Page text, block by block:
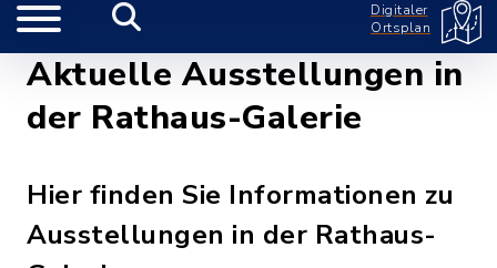
Digitaler
Ortsplan
Aktuelle Ausstellungen in
der Rathaus-Galerie
Hier finden Sie Informationen zu
Ausstellungen in der Rathaus-